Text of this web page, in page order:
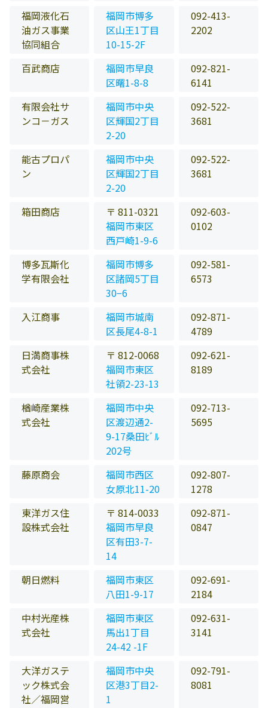
福岡液化石
油ガス事業
協同組合
福岡市博多
区山王1丁目
10-15-2F
092-413-
2202
百武商店
福岡市早良
区曙1-8-8
092-821-
6141
有限会社サ
ンコ－ガス
福岡市中央
区輝国2丁目
2-20
092-522-
3681
能古プロパ
ン
福岡市中央
区輝国2丁目
2-20
092-522-
3681
箱田商店
〒 811-0321
福岡市東区
西戸崎1-9-6
092-603-
0102
博多瓦斯化
学有限会社
福岡市博多
区諸岡5丁目
30−6
092-581-
6573
入江商事
福岡市城南
区長尾4-8-1
092-871-
4789
日満商事株
式会社
〒 812-0068
福岡市東区
社領2-23-13
092-621-
8189
楢崎産業株
式会社
福岡市中央
区渡辺通2-
9-17桑田ﾋﾞﾙ
202号
092-713-
5695
藤原商会
福岡市西区
女原北11-20
092-807-
1278
東洋ガス住
設株式会社
〒 814-0033
福岡市早良
区有田3-7-
14
092-871-
0847
朝日燃料
福岡市東区
八田1-9-17
092-691-
2184
中村光産株
式会社
福岡市東区
馬出1丁目
24-42 -1F
092-631-
3141
大洋ガステ
ック株式会
社／福岡営
福岡市中央
区港3丁目2-
1
092-791-
8081